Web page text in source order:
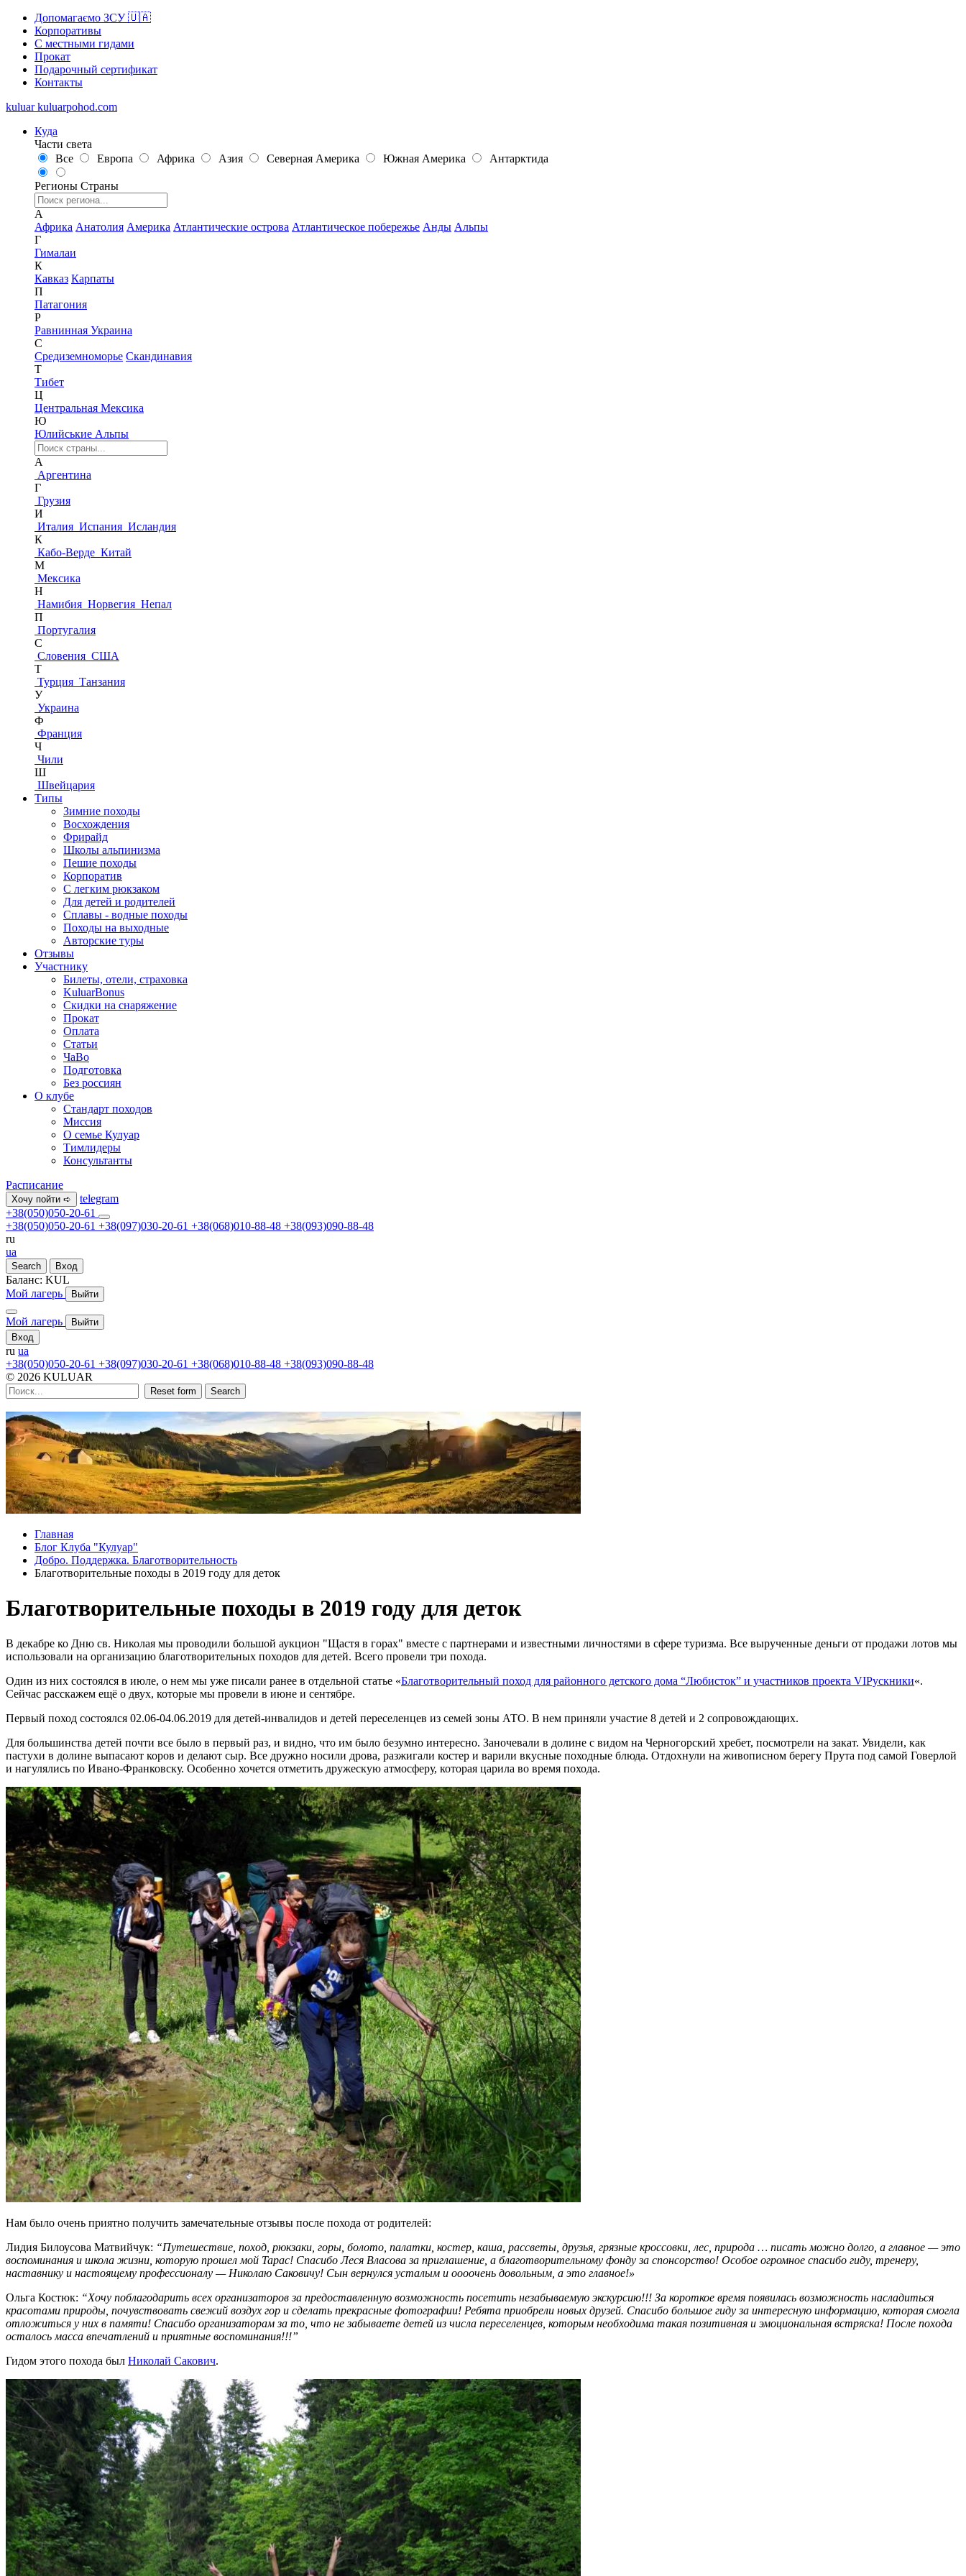
Допомагаємо ЗСУ 🇺🇦
Корпоративы
С местными гидами
Прокат
Подарочный сертификат
Контакты
kuluar kuluarpohod.com
Куда
Части света
Все
Европа Африка Азия Северная Америка Южная Америка Антарктида
Регионы Страны
А
Африка Анатолия Америка Атлантические острова Атлантическое побережье Анды Альпы
Г
Гималаи
К
Кавказ Карпаты
П
Патагония
Р
Равнинная Украина
С
Средиземноморье Скандинавия
Т
Тибет
Ц
Центральная Мексика
Ю
Юлийськие Альпы
А
Аргентина
Г
Грузия
И
Италия Испания Исландия
К
Кабо-Верде Китай
М
Мексика
Н
Намибия Норвегия Непал
П
Португалия
С
Словения США
Т
Турция Танзания
У
Украина
Ф
Франция
Ч
Чили
Ш
Швейцария
Типы
Зимние походы
Восхождения
Фрирайд
Школы альпинизма
Пешие походы
Корпоратив
С легким рюкзаком
Для детей и родителей
Сплавы - водные походы
Походы на выходные
Авторские туры
Отзывы
Участнику
Билеты, отели, страховка
KuluarBonus
Скидки на снаряжение
Прокат
Оплата
Статьи
ЧаВо
Подготовка
Без россиян
О клубе
Стандарт походов
Миссия
О семье Кулуар
Тимлидеры
Консультанты
Расписание
Хочу пойти ➪
telegram
+38(050)050-20-61
+38(050)050-20-61 +38(097)030-20-61 +38(068)010-88-48 +38(093)090-88-48
ru
ua
Search Вход
Баланс: KUL
Мой лагерь
Выйти
Мой лагерь
Выйти
Вход
ru ua
+38(050)050-20-61 +38(097)030-20-61 +38(068)010-88-48 +38(093)090-88-48
© 2026 KULUAR
Reset form Search
Главная
Блог Клуба "Кулуар"
Добро. Поддержка. Благотворительность
Благотворительные походы в 2019 году для деток
Благотворительные походы в 2019 году для деток
В декабре ко Дню св. Николая мы проводили большой аукцион "Щастя в горах" вместе с партнерами и известными личностями в сфере туризма. Все вырученные деньги от продажи лотов мы
использовали на организацию благотворительных походов для детей. Всего провели три похода.
Один из них состоялся в июле, о нем мы уже писали ранее в отдельной статье «Благотворительный поход для районного детского дома “Любисток” и участников проекта VIPускники«.
Сейчас расскажем ещё о двух, которые мы провели в июне и сентябре.
Первый поход состоялся 02.06-04.06.2019 для детей-инвалидов и детей переселенцев из семей зоны АТО. В нем приняли участие 8 детей и 2 сопровождающих.
Для большинства детей почти все было в первый раз, и видно, что им было безумно интересно. Заночевали в долине с видом на Черногорский хребет, посмотрели на закат. Увидели, как
пастухи в долине выпасают коров и делают сыр. Все дружно носили дрова, разжигали костер и варили вкусные походные блюда. Отдохнули на живописном берегу Прута под самой Говерлой
и нагулялись по Ивано-Франковску. Особенно хочется отметить дружескую атмосферу, которая царила во время похода.
Нам было очень приятно получить замечательные отзывы после похода от родителей:
Лидия Билоусова Матвийчук: “Путешествие, поход, рюкзаки, горы, болото, палатки, костер, каша, рассветы, друзья, грязные кроссовки, лес, природа … писать можно долго, а главное — это
воспоминания и школа жизни, которую прошел мой Тарас! Спасибо Леся Власова за приглашение, а благотворительному фонду за спонсорство! Особое огромное спасибо гиду, тренеру,
наставнику и настоящему профессионалу — Николаю Саковичу! Сын вернулся усталым и оооочень довольным, а это главное!»
Ольга Костюк: “Хочу поблагодарить всех организаторов за предоставленную возможность посетить незабываемую экскурсию!!! За короткое время появилась возможность насладиться
красотами природы, почувствовать свежий воздух гор и сделать прекрасные фотографии! Ребята приобрели новых друзей. Спасибо большое гиду за интересную информацию, которая смогла
отложиться у них в памяти! Спасибо организаторам за то, что не забываете детей из числа переселенцев, которым необходима такая позитивная и эмоциональная встряска! После похода
осталось масса впечатлений и приятные воспоминания!!!”
Гидом этого похода был Николай Сакович.